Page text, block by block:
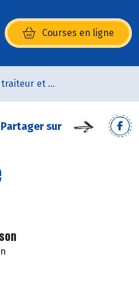
Courses en ligne
fenêtre)
Offres traiteur et pâtisserie
Partager sur